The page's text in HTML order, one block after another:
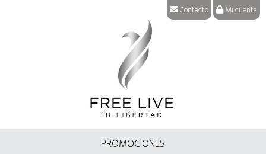
Contacto Mi cuenta
PROMOCIONES